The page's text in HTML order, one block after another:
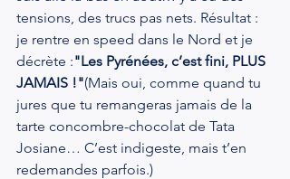
tensions, des trucs pas nets. Résultat :
je rentre en speed dans le Nord et je
décrète :"Les Pyrénées, c’est fini, PLUS
JAMAIS !"(Mais oui, comme quand tu
jures que tu remangeras jamais de la
tarte concombre-chocolat de Tata
Josiane… C’est indigeste, mais t’en
redemandes parfois.)